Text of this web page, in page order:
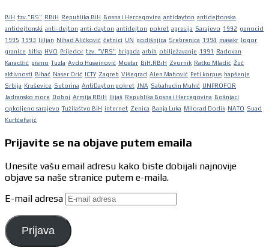
BiH tzv."RS" RBiH Republika BiH Bosna i Hercegovina antidayton antidejtonska
antidejtonski anti-dejton anti-dayton antidejton pokret agresija Sarajevo 1992 genocid
1995 1993 ljiljan Nihad Aličković četnici UN godišnjica Srebrenica 1994 masakr logor
granice bitka HVO Prijedor tzv. "VRS" brigada arbih obilježavanje 1991
Radovan
Karadžić pismo Tuzla Avdo Huseinović Mostar BiH.RBiH Zvornik Ratko Mladić Žuč
aktivnosti Bihać Naser Orić ICTY Zagreb Višegrad Alen Mahović Peti korpus hapšenje
Srbija Kruševice Sutorina AntiDayton pokret JNA Sabahudin Muhić UNPROFOR
Jadransko more Doboj Armija RBiH Ilijaš Republika Bosna i Hercegovina Bošnjaci
opkoljeno sarajevo Tužilaštvo BiH internet Zenica Banja Luka Milorad Dodik NATO Suad
Kurtćehajić
Prijavite se na objave putem emaila
Unesite vašu email adresu kako biste dobijali najnovije
objave sa naše stranice putem e-maila.
E-mail adresa
Prijava